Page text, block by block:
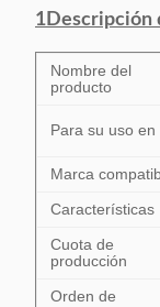
1Descripción
Nombre del
producto
Para su uso en
Marca
Características
Cuota de
producción
Orden de